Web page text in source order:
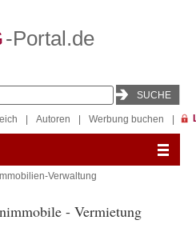
-Portal.de
Autoren Werbung buchen
Immobilien-Verwaltung
- Vermietung